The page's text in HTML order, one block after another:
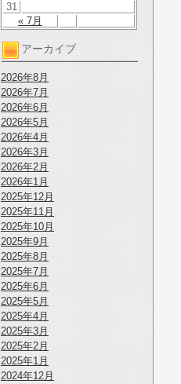
« 7月
31
アーカイブ
2026年8月
2026年7月
2026年6月
2026年5月
2026年4月
2026年3月
2026年2月
2026年1月
2025年12月
2025年11月
2025年10月
2025年9月
2025年8月
2025年7月
2025年6月
2025年5月
2025年4月
2025年3月
2025年2月
2025年1月
2024年12月